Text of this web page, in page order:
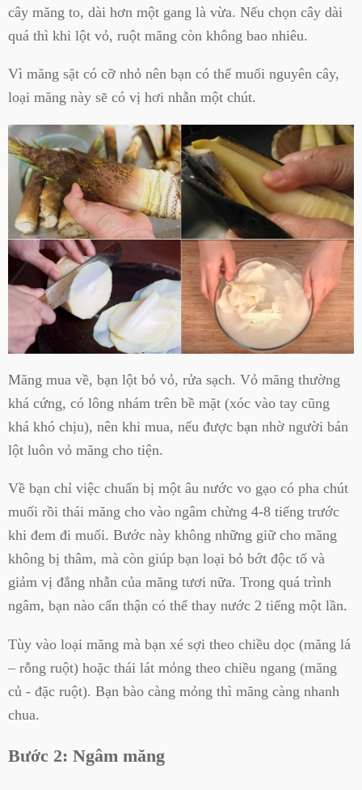
cây măng to, dài hơn một gang là vừa. Nếu chọn cây dài
quá thì khi lột vỏ, ruột măng còn không bao nhiêu.
Vì măng sặt có cỡ nhỏ nên bạn có thể muối nguyên cây,
loại măng này sẽ có vị hơi nhẫn một chút.
Măng mua về, bạn lột bỏ vỏ, rửa sạch. Vỏ măng thường
khá cứng, có lông nhám trên bề mặt (xóc vào tay cũng
khá khó chịu), nên khi mua, nếu được bạn nhờ người bán
lột luôn vỏ măng cho tiện.
Về bạn chỉ việc chuẩn bị một âu nước vo gạo có pha chút
muối rồi thái măng cho vào ngâm chừng 4-8 tiếng trước
khi đem đi muối. Bước này không những giữ cho măng
không bị thâm, mà còn giúp bạn loại bỏ bớt độc tố và
giảm vị đắng nhẫn của măng tươi nữa. Trong quá trình
ngâm, bạn nào cẩn thận có thể thay nước 2 tiếng một lần.
Tùy vào loại măng mà bạn xé sợi theo chiều dọc (măng lá
– rỗng ruột) hoặc thái lát mỏng theo chiều ngang (măng
củ - đặc ruột). Bạn bào càng mỏng thì măng càng nhanh
chua.
Bước 2: Ngâm măng